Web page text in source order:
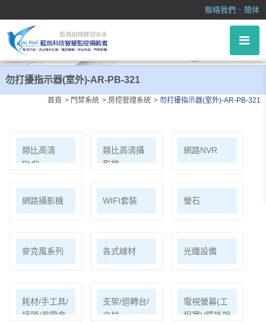
聯絡我們 ． 簡体
勿打擾指示器(室外)-AR-PB-321
首頁 門禁系統 房控管理系統 勿打擾指示器(室外)-AR-PB-321
類比高清
DVR
類比高清攝
影機
網路NVR
網路攝影機 WIFI套裝 螢石
麥克風系列 各式線材 光纖設備
耗材/手工具/
接頭/漏電盒
支架/迴轉台/
立柱
電視螢幕(工
程寶)/壁掛架